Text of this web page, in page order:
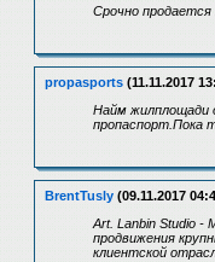
Срочно
propasports (11.11.2017
Найм жилплощади
пропаспорт.Пока
BrentTusly (09.11.2017
Art. Lanbin Studio -
продвижения
клиентской